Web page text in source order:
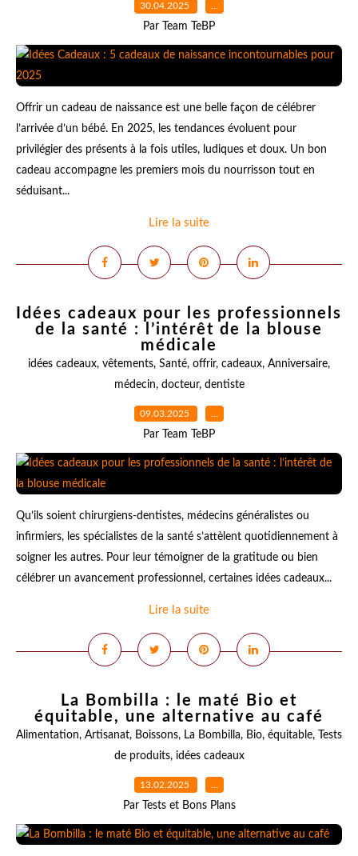
30.04.2025 …
Par Team TeBP
Offrir un cadeau de naissance est une belle façon de célébrer
l’arrivée d’un bébé. En 2025, les tendances évoluent pour
privilégier des présents à la fois utiles, ludiques et doux. Un bon
cadeau accompagne les premiers mois du nourrisson tout en
séduisant...
Lire la suite
Idées cadeaux pour les professionnels
de la santé : l’intérêt de la blouse
médicale
idées cadeaux, vêtements, Santé, offrir, cadeaux, Anniversaire,
médecin, docteur, dentiste
09.03.2025 …
Par Team TeBP
Qu’ils soient chirurgiens-dentistes, médecins généralistes ou
infirmiers, les spécialistes de la santé s’attèlent quotidiennement à
soigner les autres. Pour leur témoigner de la gratitude ou bien
célébrer un avancement professionnel, certaines idées cadeaux...
Lire la suite
La Bombilla : le maté Bio et
équitable, une alternative au café
Alimentation, Artisanat, Boissons, La Bombilla, Bio, équitable,
Tests
de produits, idées cadeaux
13.02.2025 …
Par Tests et Bons Plans